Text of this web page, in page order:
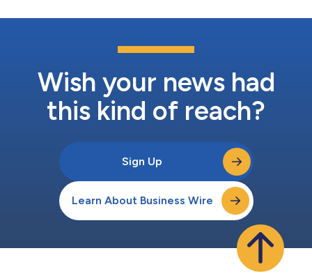
Wish your news had
this kind of reach?
Sign Up
Learn About Business Wire